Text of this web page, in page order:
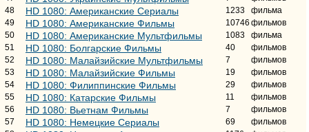
48
HD 1080: Американские Сериалы 1233
фильма
49
HD 1080: Американские Фильмы 10746 фильмов
50
HD 1080: Американские Мультфильмы 1083
фильма
51
HD 1080: Болгарские Фильмы 40
фильмов
52
HD 1080: Малайзийские Мультфильмы 7
фильмов
53
HD 1080: Малайзийские Фильмы 19
фильмов
54
HD 1080: Филиппинские Фильмы 29
фильмов
55
HD 1080: Катарские Фильмы 11
фильмов
56
HD 1080: Вьетнам Фильмы 7
фильмов
57
HD 1080: Немецкие Сериалы 69
фильмов